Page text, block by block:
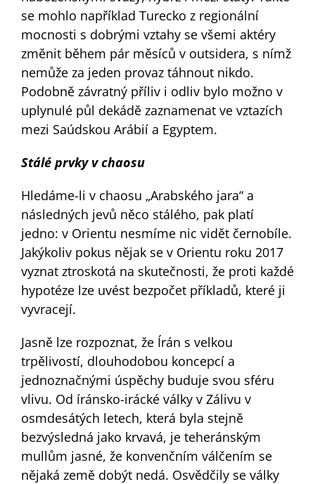
se mohlo například Turecko z regionální
mocnosti s dobrými vztahy se všemi aktéry
změnit během pár měsíců v outsidera, s nímž
nemůže za jeden provaz táhnout nikdo.
Podobně závratný příliv i odliv bylo možno v
uplynulé půl dekádě zaznamenat ve vztazích
mezi Saúdskou Arábií a Egyptem.
Stálé prvky v chaosu
Hledáme-li v chaosu „Arabského jara“ a
následných jevů něco stálého, pak platí
jedno: v Orientu nesmíme nic vidět černobíle.
Jakýkoliv pokus nějak se v Orientu roku 2017
vyznat ztroskotá na skutečnosti, že proti každé
hypotéze lze uvést bezpočet příkladů, které ji
vyvracejí.
Jasně lze rozpoznat, že Írán s velkou
trpělivostí, dlouhodobou koncepcí a
jednoznačnými úspěchy buduje svou sféru
vlivu. Od íránsko-irácké války v Zálivu v
osmdesátých letech, která byla stejně
bezvýsledná jako krvavá, je teheránským
mullům jasné, že konvenčním válčením se
nějaká země dobýt nedá. Osvědčily se války